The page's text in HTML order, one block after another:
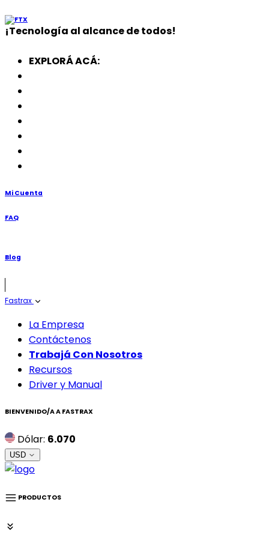
¡Tecnología al alcance de todos!
EXPLORÁ ACÁ:
Mi Cuenta
FAQ
Blog
Fastrax
La Empresa
Contáctenos
Trabajá Con Nosotros
Recursos
Driver y Manual
BIENVENIDO/A A FASTRAX
Dólar: 6.070
USD
PRODUCTOS